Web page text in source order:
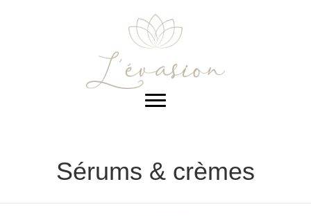
Sérums & crèmes